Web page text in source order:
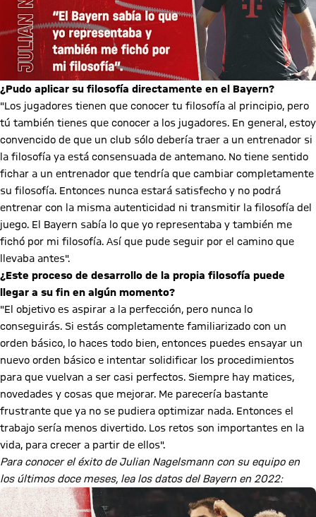
¿Pudo aplicar su filosofía directamente en el Bayern?
"Los jugadores tienen que conocer tu filosofía al principio, pero
tú también tienes que conocer a los jugadores. En general, estoy
convencido de que un club sólo debería traer a un entrenador si
la filosofía ya está consensuada de antemano. No tiene sentido
fichar a un entrenador que tendría que cambiar completamente
su filosofía. Entonces nunca estará satisfecho y no podrá
entrenar con la misma autenticidad ni transmitir la filosofía del
juego. El Bayern sabía lo que yo representaba y también me
fichó por mi filosofía. Así que pude seguir por el camino que
llevaba antes".
¿Este proceso de desarrollo de la propia filosofía puede
llegar a su fin en algún momento?
"El objetivo es aspirar a la perfección, pero nunca lo
conseguirás. Si estás completamente familiarizado con un
orden básico, lo haces todo bien, entonces puedes ensayar un
nuevo orden básico e intentar solidificar los procedimientos
para que vuelvan a ser casi perfectos. Siempre hay matices,
novedades y cosas que mejorar. Me parecería bastante
frustrante que ya no se pudiera optimizar nada. Entonces el
trabajo sería menos divertido. Los retos son importantes en la
vida, para crecer a partir de ellos".
Para conocer el éxito de Julian Nagelsmann con su equipo en
los últimos doce meses, lea los datos del Bayern en 2022: